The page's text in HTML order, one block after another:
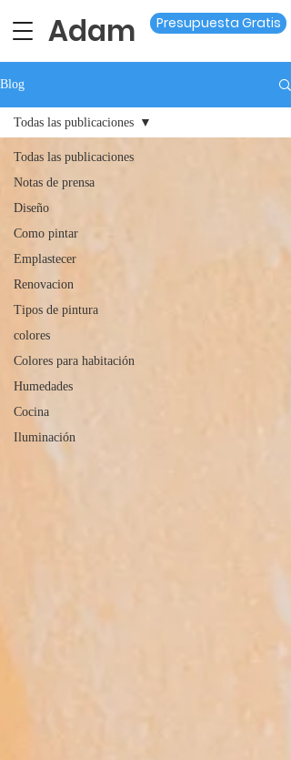
Adam Presupuesta Gratis
Blog
Todas las publicaciones
Notas de prensa
Diseño
Como pintar
Emplastecer
Renovacion
Tipos de pintura
colores
Colores para habitación
Humedades
Cocina
Iluminación
Todas las publicaciones